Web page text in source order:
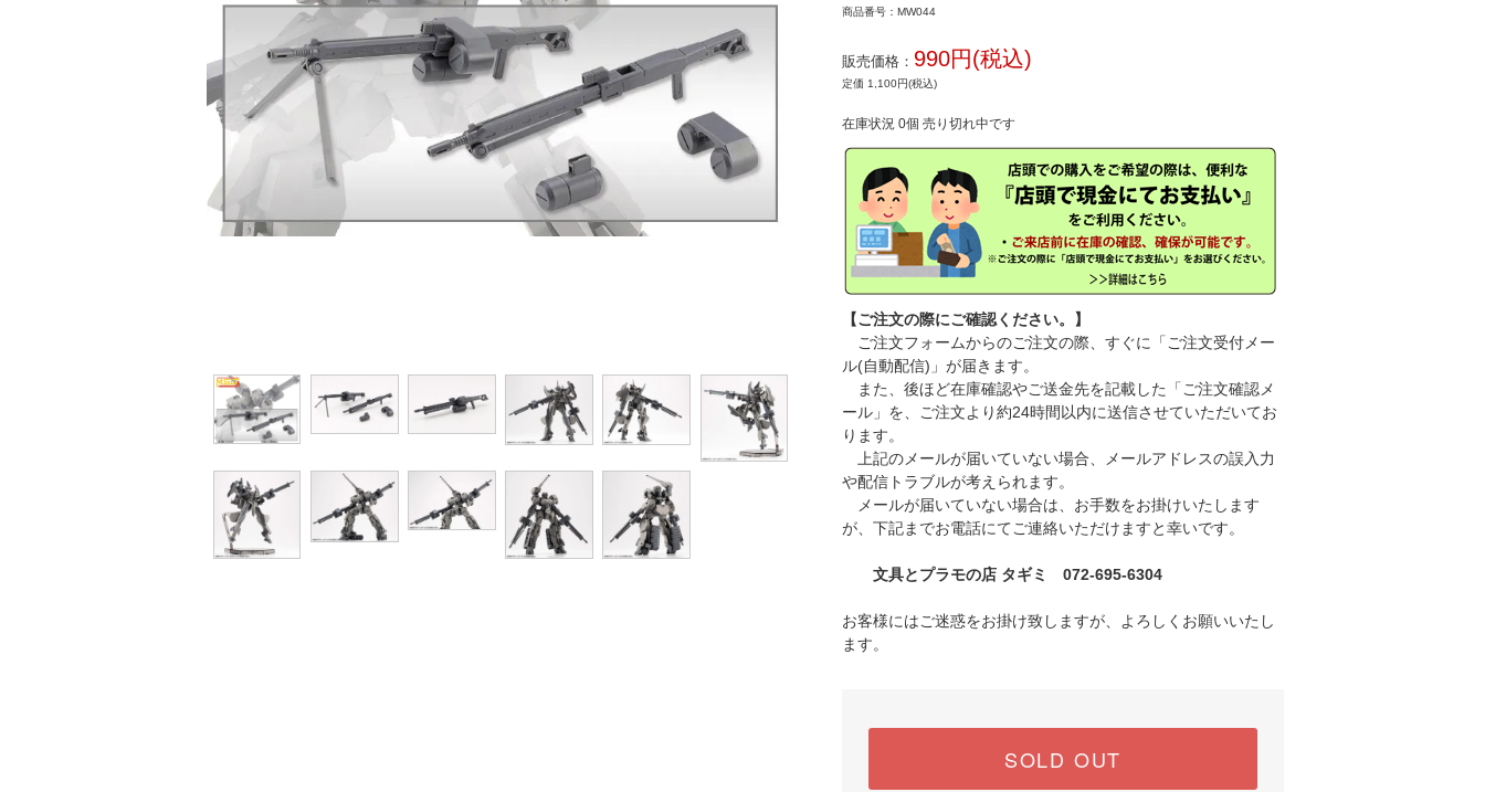
商品番号：MW044
販売価格： 990円(税込)
定価 1,100円(税込)
在庫状況 0個 売り切れ中です
【ご注文の際にご確認ください。】
ご注文フォームからのご注文の際、すぐに「ご注文受付メー
ル(自動配信)」が届きます。
また、後ほど在庫確認やご送金先を記載した「ご注文確認メ
ール」を、ご注文より約24時間以内に送信させていただいてお
ります。
上記のメールが届いていない場合、メールアドレスの誤入力
や配信トラブルが考えられます。
メールが届いていない場合は、お手数をお掛けいたします
が、下記までお電話にてご連絡いただけますと幸いです。
文具とプラモの店 タギミ 072-695-6304
お客様にはご迷惑をお掛け致しますが、よろしくお願いいたし
ます。
SOLD OUT